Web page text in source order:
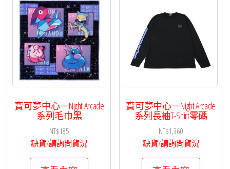
寶可夢中心－Night Arcade
系列毛巾黑
NT$185
缺貨/請詢問貨況
寶可夢中心－Night Arcade
系列長袖T-Shirt零碼
NT$1,360
缺貨/請詢問貨況